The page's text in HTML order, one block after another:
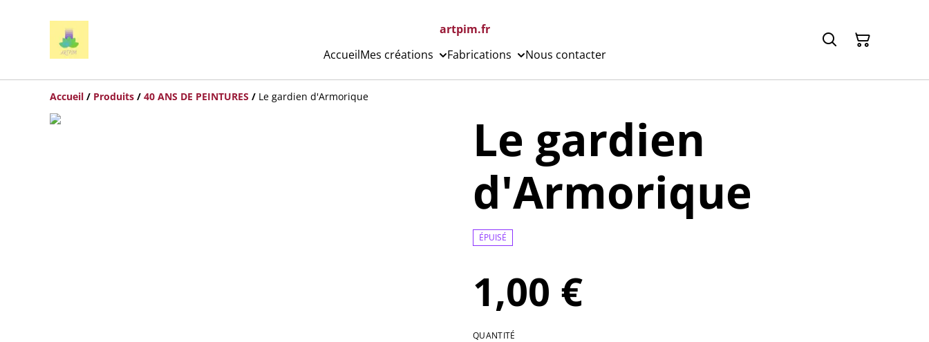
artpim.fr
AccueilMes créations Fabrications Nous contacter
Accueil / Produits / 40 ANS DE PEINTURES / Le gardien d'Armorique
Le gardien
d'Armorique
ÉPUISÉ
1,00 €
QUANTITÉ